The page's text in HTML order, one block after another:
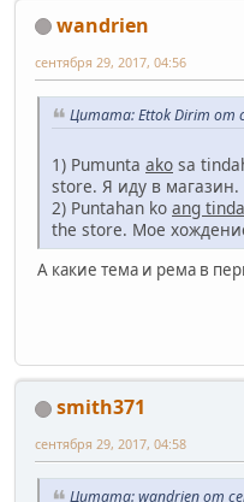
wandrien
сентября 29, 2017, 04:56
Цитата: Ettok Dirim от
1) Pumunta ako sa
store. Я иду в магазин.
2) Puntahan ko ang
the store. Мое
А какие тема и рема в
smith371
сентября 29, 2017, 04:58
Цитата: wandrien от